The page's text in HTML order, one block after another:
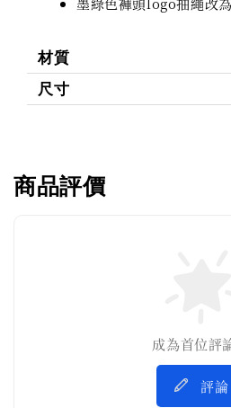
材質
尺寸
商品評價
成為首位評
評論